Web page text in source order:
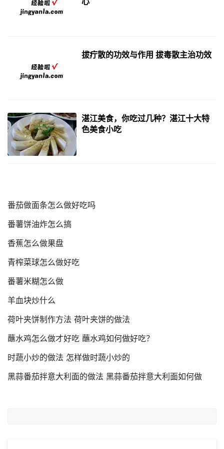
拔疔散的功效与作用 拔毒散主治功效
湛江美食，你吃过几种？湛江十大特
色美食小吃
番茄做面条怎么做好吃吗
番薯饼油炸怎么搞
香蕉怎么做果盘
青榨菜球怎么做好吃
番薯米糊怎么做
羊血块炒什么
荷叶夹饼制作方法 荷叶夹饼的做法
蘸水鸡怎么做才好吃 蘸水鸡如何做好吃？
时蔬小炒的做法 怎样做时蔬小炒的
黑蒜番茄拌意大利面的做法 黑蒜番茄拌意大利面如何做